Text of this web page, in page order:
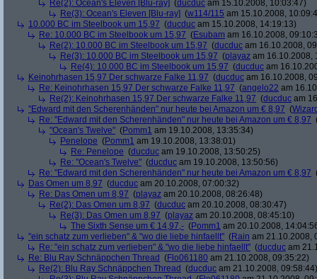
Re(2): Ocean's Eleven [Blu-ray] (ducduc am 15.10.2008, 10:03:47)
Re(3): Ocean's Eleven [Blu-ray] (w114/115 am 15.10.2008,
10.000 BC im Steelbook um 15,97 (ducduc am 15.10.2008, 14:19:13)
Re: 10.000 BC im Steelbook um 15,97 (Esubam am 16.10.2008,
Re(2): 10.000 BC im Steelbook um 15,97 (ducduc am 16.10.2008,
Re(3): 10.000 BC im Steelbook um 15,97 (playaz am 16.10.2008,
Re(4): 10.000 BC im Steelbook um 15,97 (ducduc am
Keinohrhasen 15,97 Der schwarze Falke 11,97 (ducduc am 16.10.2008,
Re: Keinohrhasen 15,97 Der schwarze Falke 11,97 (angelo22 am
Re(2): Keinohrhasen 15,97 Der schwarze Falke 11,97 (ducduc am
"Edward mit den Scherenhänden" nur heute bei Amazon um € 8,97 (
Re: "Edward mit den Scherenhänden" nur heute bei Amazon um € 8,97
"Ocean's Twelve" (Pomm1 am 19.10.2008, 13:35:34)
Penelope (Pomm1 am 19.10.2008, 13:38:01)
Re: Penelope (ducduc am 19.10.2008, 13:50:25)
Re: "Ocean's Twelve" (ducduc am 19.10.2008, 13:50:56)
Re: "Edward mit den Scherenhänden" nur heute bei Amazon um € 8,97
Das Omen um 8,97 (ducduc am 20.10.2008, 07:00:32)
Re: Das Omen um 8,97 (playaz am 20.10.2008, 08:26:48)
Re(2): Das Omen um 8,97 (ducduc am 20.10.2008, 08:30:47)
Re(3): Das Omen um 8,97 (playaz am 20.10.2008, 08:45:10)
The Sixth Sense um € 14,97,- (Pomm1 am 20.10.2008,
"ein schatz zum verlieben" & "wo die liebe hinfaellt" (Rain am 21.10.2008,
Re: "ein schatz zum verlieben" & "wo die liebe hinfaellt" (ducduc am
Re: Blu Ray Schnäppchen Thread (Flo061180 am 21.10.2008, 09:35:22)
Re(2): Blu Ray Schnäppchen Thread (ducduc am 21.10.2008, 09:58:44)